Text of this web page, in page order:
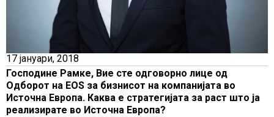
17 јануари, 2018
Господине Рамке, Вие сте одговорно лице од
Одборот на ЕОЅ за бизнисот на компанијата во
Источна Европа. Каква е стратегијата за раст што ја
реализирате во Источна Европа?